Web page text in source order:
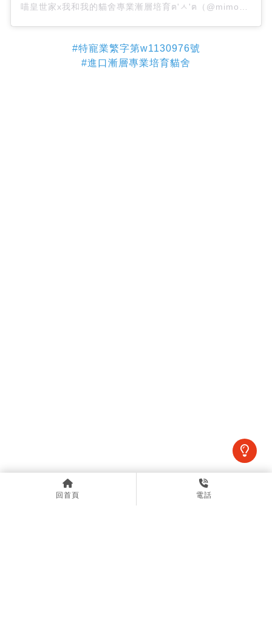
#特寵業繁字第w1130976號
#進口漸層專業培育貓舍
上一篇 下一篇
回首頁 電話